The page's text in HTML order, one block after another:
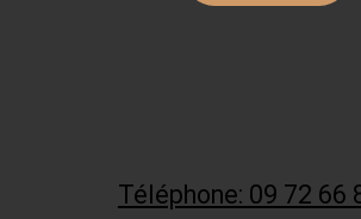
Téléphone: 09 72 66